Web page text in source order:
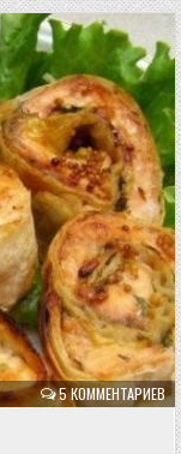
5 КОММЕНТАРИЕВ